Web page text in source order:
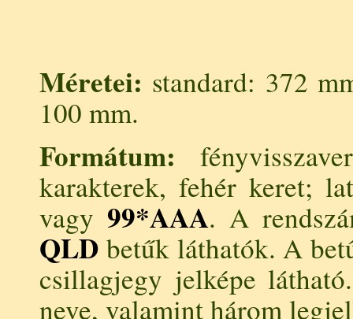
Méretei: standard: 372
100 mm.
Formátum:
karakterek, fehér keret;
vagy 99*AAA. A
QLD betűk láthatók. A
csillagjegy jelképe
neve, valamint három